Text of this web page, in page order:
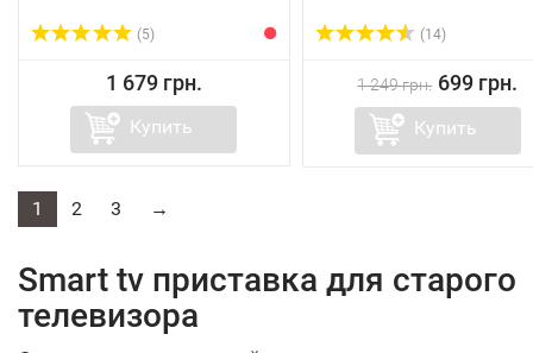
(5)
1 679 грн.
Купить
(14)
1 249 грн. 699 грн.
Купить
1 2 3 →
Smart tv приставка для старого
телевизора